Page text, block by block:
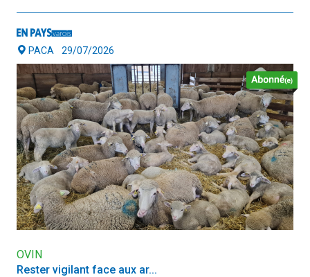
PACA 29/07/2026
OVIN
Rester vigilant face aux ar...